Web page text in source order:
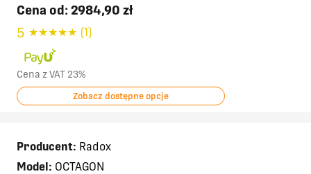
Cena od: 2984,90 zł
5 ★★★★★ (1)
Cena z VAT 23%
Zobacz dostępne opcje
Producent: Radox
Model: OCTAGON